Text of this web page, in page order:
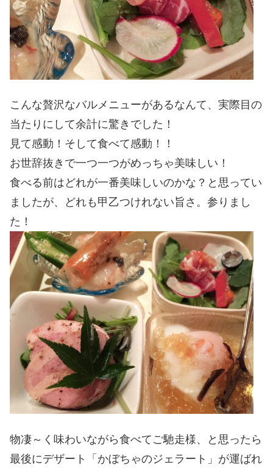
こんな贅沢なバルメニューがあるなんて、実際目の
当たりにして余計に驚きでした！
見て感動！そして食べて感動！！
お世辞抜きで一つ一つがめっちゃ美味しい！
食べる前はどれが一番美味しいのかな？と思ってい
ましたが、どれも甲乙つけれない旨さ。参りまし
た！
物凄～く味わいながら食べてご馳走様、と思ったら
最後にデザート「かぼちゃのジェラート」が運ばれ